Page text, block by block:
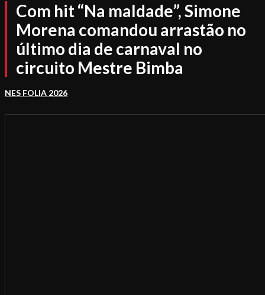
Com hit “Na maldade”, Simone
Morena comandou arrastão no
último dia de carnaval no
circuito Mestre Bimba
NES FOLIA 2026